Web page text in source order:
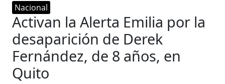
Nacional
Activan la Alerta Emilia por la
desaparición de Derek
Fernández, de 8 años, en
Quito